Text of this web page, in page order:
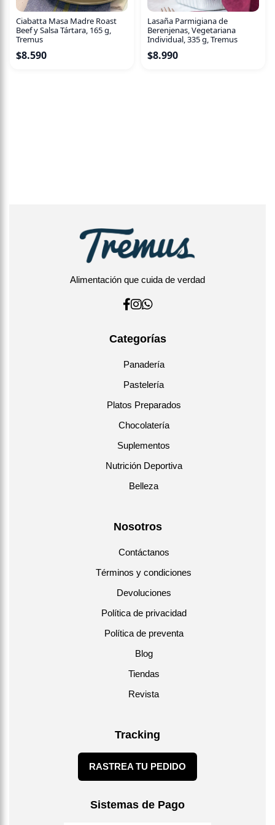
Ciabatta Masa Madre Roast
Beef y Salsa Tártara, 165 g,
Tremus
$8.590
Lasaña Parmigiana de
Berenjenas, Vegetariana
Individual, 335 g, Tremus
$8.990
Alimentación que cuida de verdad
Categorías
Panadería
Pastelería
Platos Preparados
Chocolatería
Suplementos
Nutrición Deportiva
Belleza
Nosotros
Contáctanos
Términos y condiciones
Devoluciones
Política de privacidad
Política de preventa
Blog
Tiendas
Revista
Tracking
RASTREA TU PEDIDO
Sistemas de Pago